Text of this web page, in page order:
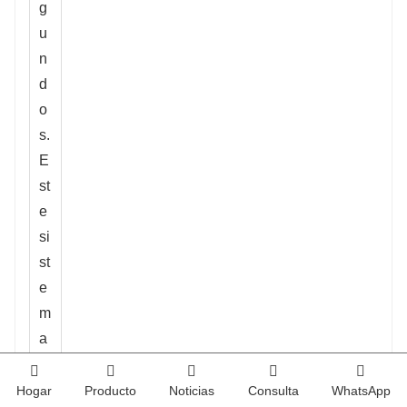
g
u
n
d
o
s.
E
st
e
si
st
e
m
a
e
Hogar Producto Noticias Consulta WhatsApp